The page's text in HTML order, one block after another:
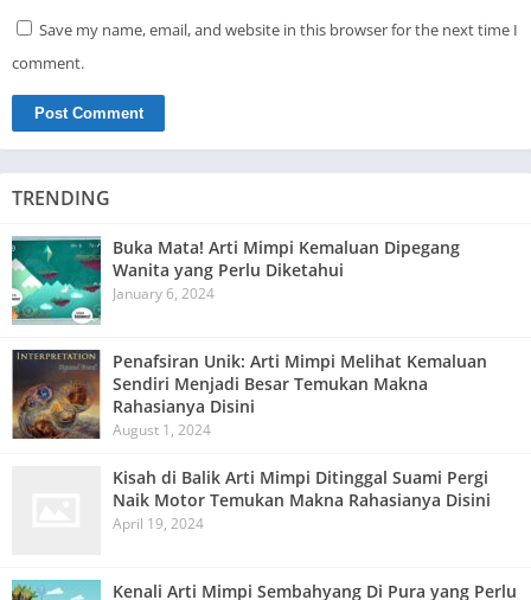
Save my name, email, and website in this browser for the next time I
comment.
TRENDING
Buka Mata! Arti Mimpi Kemaluan Dipegang
Wanita yang Perlu Diketahui
January 6, 2024
Penafsiran Unik: Arti Mimpi Melihat Kemaluan
Sendiri Menjadi Besar Temukan Makna
Rahasianya Disini
August 1, 2024
Kisah di Balik Arti Mimpi Ditinggal Suami Pergi
Naik Motor Temukan Makna Rahasianya Disini
April 19, 2024
Kenali Arti Mimpi Sembahyang Di Pura yang Perlu